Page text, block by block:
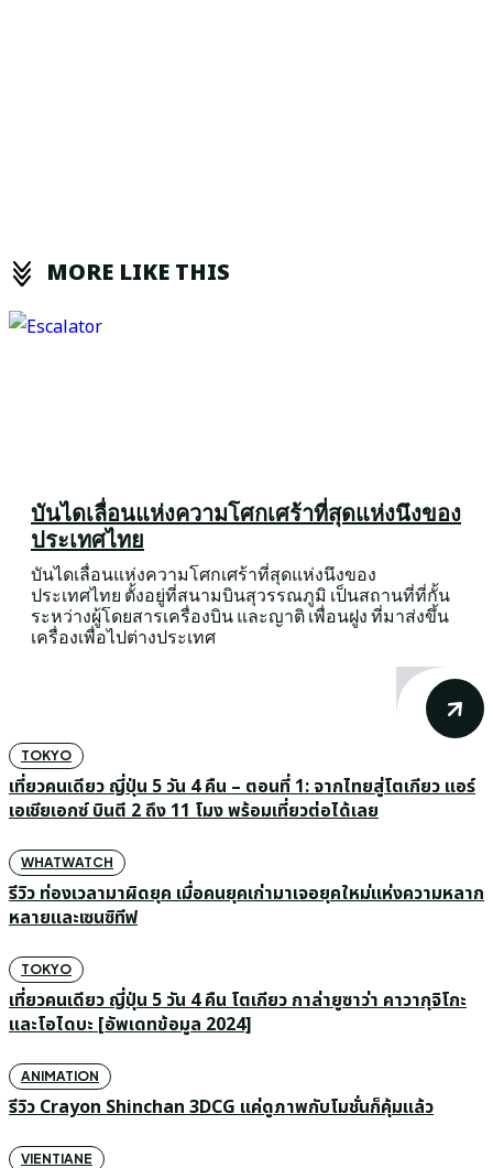
MORE LIKE THIS
บันไดเลื่อนแห่งความโศกเศร้าที่สุดแห่งนึงของ
ประเทศไทย
บันไดเลื่อนแห่งความโศกเศร้าที่สุดแห่งนึงของ
ประเทศไทย ตั้งอยู่ที่สนามบินสุวรรณภูมิ เป็นสถานที่ที่กั้น
ระหว่างผู้โดยสารเครื่องบิน และญาติ เพื่อนฝูง ที่มาส่งขึ้น
เครื่องเพื่อไปต่างประเทศ
TOKYO
เที่ยวคนเดียว ญี่ปุ่น 5 วัน 4 คืน – ตอนที่ 1: จากไทยสู่โตเกียว แอร์
เอเชียเอกซ์ บินตี 2 ถึง 11 โมง พร้อมเที่ยวต่อได้เลย
WHATWATCH
รีวิว ท่องเวลามาผิดยุค เมื่อคนยุคเก่ามาเจอยุคใหม่แห่งความหลาก
หลายและเซนซิทีฟ
TOKYO
เที่ยวคนเดียว ญี่ปุ่น 5 วัน 4 คืน โตเกียว กาล่ายูซาว่า คาวากุจิโกะ
และโอไดบะ [อัพเดทข้อมูล 2024]
ANIMATION
รีวิว Crayon Shinchan 3DCG แค่ดูภาพกับโมชั่นก็คุ้มแล้ว
VIENTIANE